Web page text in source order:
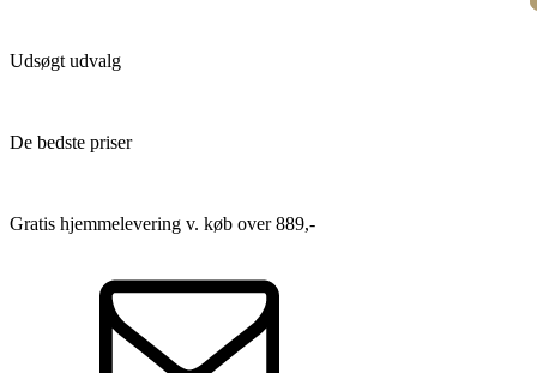
Udsøgt udvalg
De bedste priser
Gratis hjemmelevering v. køb over 889,-